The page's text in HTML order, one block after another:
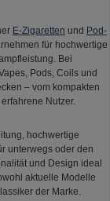
E-Zigaretten und Pod-
für hochwertige
Bei
Pods, Coils und
– vom kompakten
Nutzer.
hochwertige
unterwegs oder den
und Design ideal
aktuelle Modelle
der Marke.